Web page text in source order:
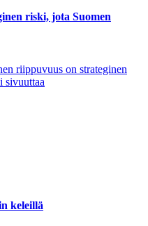
riski, jota Suomen
riippuvuus on strateginen
sivuuttaa
keleillä